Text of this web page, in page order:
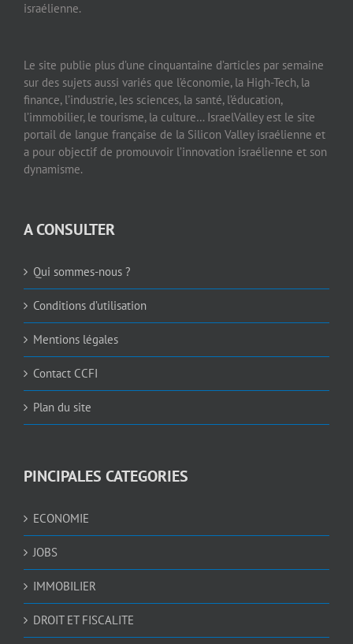
israélienne.
Le site publie plus d’une cinquantaine d’articles par semaine
sur des sujets aussi variés que l’économie, la High-Tech, la
finance, l’industrie, les sciences, la santé, l’éducation,
l’immobilier, le tourisme, la culture… IsraelValley est le site
portail de langue française de la Silicon Valley israélienne et
a pour objectif de promouvoir l’innovation israélienne et son
dynamisme.
A CONSULTER
Qui sommes-nous ?
Conditions d’utilisation
Mentions légales
Contact CCFI
Plan du site
PINCIPALES CATEGORIES
ECONOMIE
JOBS
IMMOBILIER
DROIT ET FISCALITE